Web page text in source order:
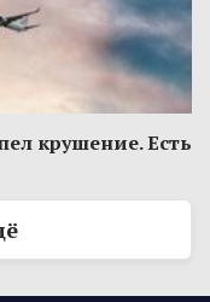
крушение. Есть